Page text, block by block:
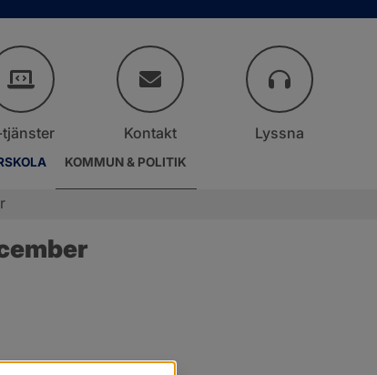
KOMMUN & POLITIK
tjänster Kontakt Lyssna